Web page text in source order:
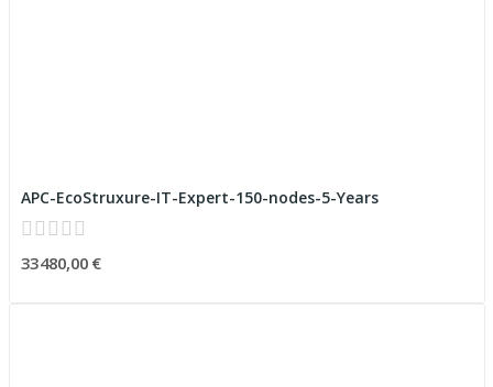
APC-EcoStruxure-IT-Expert-150-nodes-5-Years
33 480,00 €